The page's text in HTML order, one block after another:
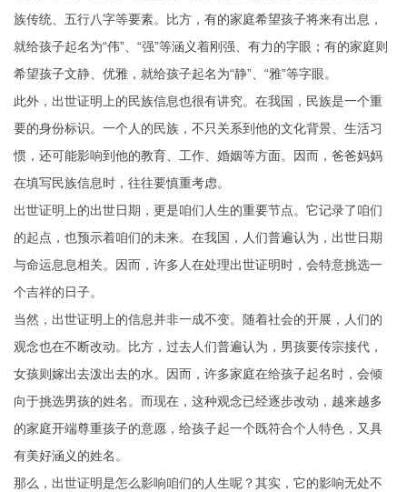
族传统、五行八字等要素。比方，有的家庭希望孩子将来有出息，
就给孩子起名为“伟”、“强”等涵义着刚强、有力的字眼；有的家庭则
希望孩子文静、优雅，就给孩子起名为“静”、“雅”等字眼。
此外，出世证明上的民族信息也很有讲究。在我国，民族是一个重
要的身份标识。一个人的民族，不只关系到他的文化背景、生活习
惯，还可能影响到他的教育、工作、婚姻等方面。因而，爸爸妈妈
在填写民族信息时，往往要慎重考虑。
出世证明上的出世日期，更是咱们人生的重要节点。它记录了咱们
的起点，也预示着咱们的未来。在我国，人们普遍认为，出世日期
与命运息息相关。因而，许多人在处理出世证明时，会特意挑选一
个吉祥的日子。
当然，出世证明上的信息并非一成不变。随着社会的开展，人们的
观念也在不断改动。比方，过去人们普遍认为，男孩要传宗接代，
女孩则嫁出去泼出去的水。因而，许多家庭在给孩子起名时，会倾
向于挑选男孩的姓名。而现在，这种观念已经逐步改动，越来越多
的家庭开端尊重孩子的意愿，给孩子起一个既符合个人特色，又具
有美好涵义的姓名。
那么，出世证明是怎么影响咱们的人生呢？其实，它的影响无处不